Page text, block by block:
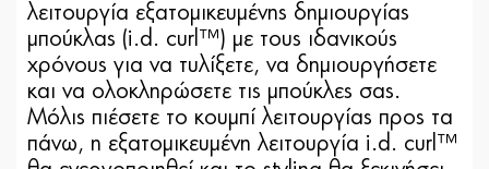
λειτουργία εξατομικευμένης δημιουργίας
μπούκλας (i.d. curl™) με τους ιδανικούς
χρόνους για να τυλίξετε, να δημιουργήσετε
και να ολοκληρώσετε τις μπούκλες σας.
Μόλις πιέσετε το κουμπί λειτουργίας προς τα
πάνω, η εξατομικευμένη λειτουργία i.d. curl™